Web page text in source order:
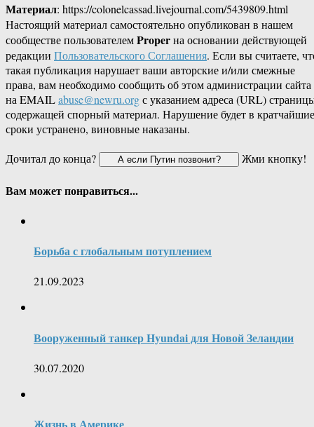
Материал: https://colonelcassad.livejournal.com/5439809.html
Настоящий материал самостоятельно опубликован в нашем
сообществе пользователемProperна основании действующей
редакции Пользовательского Соглашения. Если вы считаете,
такая публикация нарушает ваши авторские и/или смежные
права, вам необходимо сообщить об этом администрации сайта
на EMAILabuse@newru.orgс указанием адреса (URL)
содержащей спорный материал. Нарушение будет в кратчайшие
сроки устранено, виновные наказаны.
Дочитал до конца?
Жми кнопку!
Вам может понравиться...
Борьба с глобальным потуплением
21.09.2023
Вооруженный танкер Hyundai для Новой Зеландии
30.07.2020